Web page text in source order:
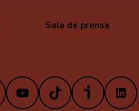
Sala de prensa
YoutubeTikTokiVoox LinkedIn